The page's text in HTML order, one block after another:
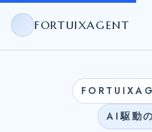
FORTUIXAGENT
AI駆動